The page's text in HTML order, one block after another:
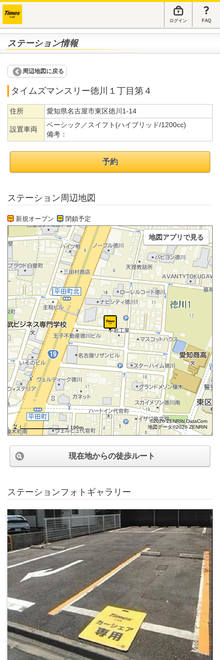
ログイン FAQ
ステーション情報
周辺地図に戻る
タイムズマンスリー徳川１丁目第４
住所 愛知県名古屋市東区徳川1-14
設置車両
ベーシック／スイフト(ハイブリッド/1200cc)
備考：
予約
ステーション周辺地図
新規オープン 閉鎖予定
100m
©2026 ZENRIN DataCom
地図データ©2026 ZENRIN
地図アプリで見る
現在地からの徒歩ルート
ステーションフォトギャラリー